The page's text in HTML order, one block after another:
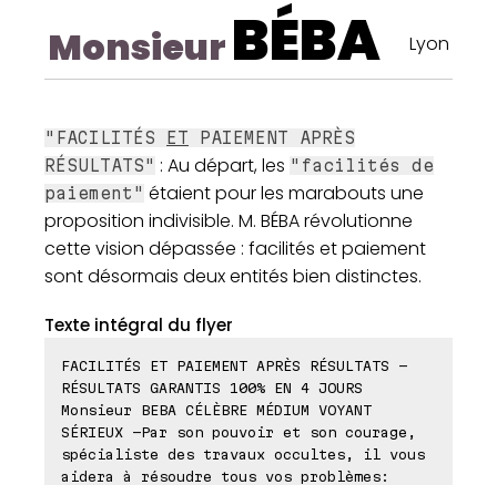
MonsieurBÉBA Lyon
"FACILITÉS ET PAIEMENT APRÈS
RÉSULTATS" : Au départ, les "facilités de
paiement" étaient pour les marabouts une
proposition indivisible. M. BÉBA révolutionne
cette vision dépassée : facilités et paiement
sont désormais deux entités bien distinctes.
Texte intégral du flyer
FACILITÉS ET PAIEMENT APRÈS RÉSULTATS -
RÉSULTATS GARANTIS 100% EN 4 JOURS
Monsieur BEBA CÉLÈBRE MÉDIUM VOYANT
SÉRIEUX -Par son pouvoir et son courage,
spécialiste des travaux occultes, il vous
aidera à résoudre tous vos problèmes: